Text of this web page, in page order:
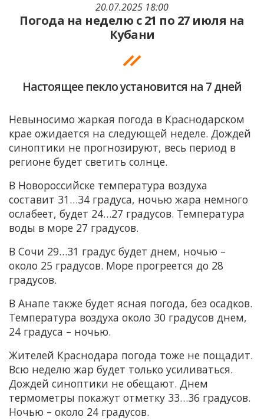
20.07.2025 18:00
Погода на неделю с 21 по 27 июля на
Кубани
Настоящее пекло установится на 7 дней
Невыносимо жаркая погода в Краснодарском
крае ожидается на следующей неделе. Дождей
синоптики не прогнозируют, весь период в
регионе будет светить солнце.
В Новороссийске температура воздуха
составит 31…34 градуса, ночью жара немного
ослабеет, будет 24…27 градусов. Температура
воды в море 27 градусов.
В Сочи 29…31 градус будет днем, ночью –
около 25 градусов. Море прогреется до 28
градусов.
В Анапе также будет ясная погода, без осадков.
Температура воздуха около 30 градусов днем,
24 градуса – ночью.
Жителей Краснодара погода тоже не пощадит.
Всю неделю жар будет только усиливаться.
Дождей синоптики не обещают. Днем
термометры покажут отметку 33…36 градусов.
Ночью – около 24 градусов.